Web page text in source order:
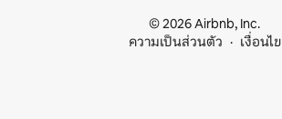
© 2026 Airbnb, Inc.
ความเป็นส่วนตัว
เงื่อนไข